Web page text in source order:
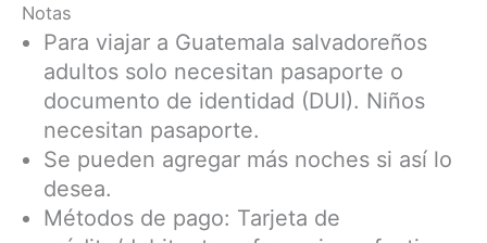
Notas
Para viajar a Guatemala salvadoreños
adultos solo necesitan pasaporte o
documento de identidad (DUI). Niños
necesitan pasaporte.
Se pueden agregar más noches si así lo
desea.
Métodos de pago: Tarjeta de